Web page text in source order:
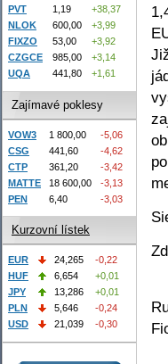
PVT 1,19
+38,37
NLOK
600,00
+3,99
FIXZO
53,00
+3,92
CZGCE
985,00
+3,14
UQA
441,80 +1,61
Zajímavé poklesy
VOW3 1 800,00
-5,06
CSG
441,60
-4,62
CTP
361,20
-3,42
MATTE
18 600,00
-3,13
PEN
6,40 -3,03
Kurzovní lístek
EUR 24,265
-0,22
HUF
6,654
+0,01
JPY
13,286
+0,01
PLN
5,646
-0,24
USD
21,039 -0,30